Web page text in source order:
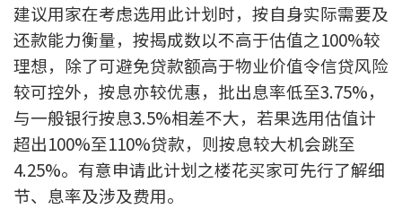
楼按专栏
按揭百科
实时银行资讯
装修·保险优惠
免费装修转介服务
建议用家在考虑选用此计划时，按自身实际需要及
还款能力衡量，按揭成数以不高于估值之100%较
理想，除了可避免贷款额高于物业价值令信贷风险
较可控外，按息亦较优惠，批出息率低至3.75%，
与一般银行按息3.5%相差不大，若果选用估值计
超出100%至110%贷款，则按息较大机会跳至
4.25%。有意申请此计划之楼花买家可先行了解细
节、息率及涉及费用。